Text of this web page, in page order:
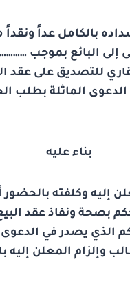
بالكامل عداً ونقداً
إلى إلى البائع
للتصديق على عقد
الماثلة بطلب
بناء عليه
إليه وكلفته
ونفاذ عقد البيع
الذي يصدر في الدعوى
وإلزام المعلن